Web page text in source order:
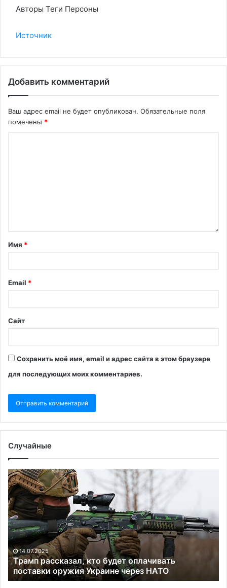
Авторы Теги Персоны
Источник
Добавить комментарий
Ваш адрес email не будет опубликован. Обязательные поля
помечены *
Имя *
Email *
Сайт
Сохранить моё имя, email и адрес сайта в этом браузере
для последующих моих комментариев.
Случайные
Трамп
рассказал,
кто
будет
оплачивать
поставки
оружия
Украине
через
НАТО
14.07.2025
Трамп рассказал, кто будет оплачивать
поставки оружия Украине через НАТО